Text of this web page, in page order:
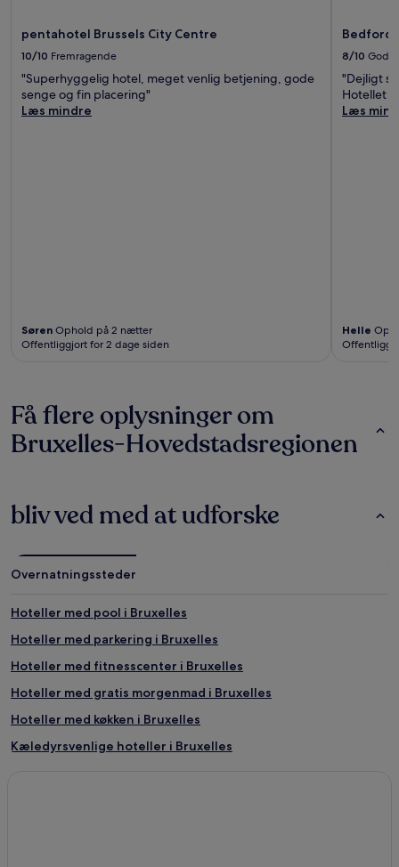
pentahotel Brussels City Centre
10/10 Fremragende
"Superhyggelig hotel, meget venlig betjening, gode
senge og fin placering"
Læs mindre
Søren Ophold på 2 nætter
Offentliggjort for 2 dage siden
Bedford
8/10 God
"Dejligt
Hotellet
Læs
Helle
Få flere oplysninger om
Bruxelles-Hovedstadsregionen
bliv ved med at udforske
Overnatningssteder
Hoteller med pool i Bruxelles
Hoteller med parkering i Bruxelles
Hoteller med fitnesscenter i Bruxelles
Hoteller med gratis morgenmad i Bruxelles
Hoteller med køkken i Bruxelles
Kæledyrsvenlige hoteller i Bruxelles